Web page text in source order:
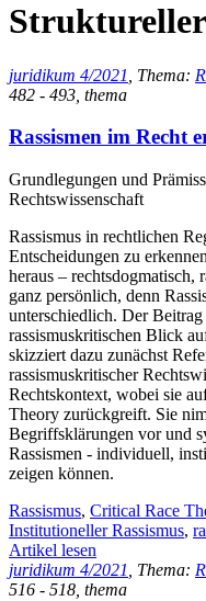
Struktureller
juridikum 4/2021 , Thema:
482 - 493, thema
Rassismen im Recht
Grundlegungen und
Rechtswissenschaft
Rassismus in rechtlichen
Entscheidungen zu
heraus – rechtsdogmatisch,
ganz persönlich, denn
unterschiedlich. Der
rassismuskritischen Blick
skizziert dazu zunächst
rassismuskritischer
Rechtskontext, wobei sie
Theory zurückgreift. Sie
Begriffsklärungen vor und
Rassismen - individuell,
zeigen können.
Rassismus, Critical Race
Institutioneller Rassismus,
Artikel lesen
juridikum 4/2021
, Thema:
516 - 518, thema